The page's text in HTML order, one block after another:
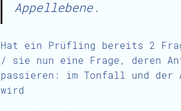
Appellebene.
Hat ein Prüfling bereits 2
/ sie nun eine Frage, deren
passieren: im Tonfall und der
wird